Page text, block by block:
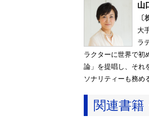
山
大
ラ
ラクターに世界で初
論」を提唱し、それ
ソナリティーも務め
関連書籍